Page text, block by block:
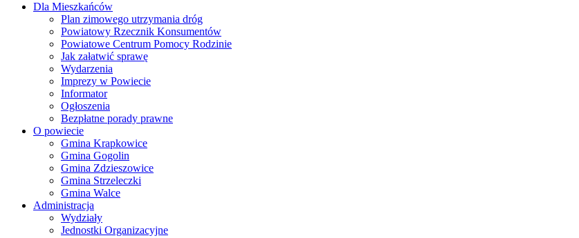
Dla Mieszkańców
Plan zimowego utrzymania dróg
Powiatowy Rzecznik Konsumentów
Powiatowe Centrum Pomocy Rodzinie
Jak załatwić sprawę
Wydarzenia
Imprezy w Powiecie
Informator
Ogłoszenia
Bezpłatne porady prawne
O powiecie
Gmina Krapkowice
Gmina Gogolin
Gmina Zdzieszowice
Gmina Strzeleczki
Gmina Walce
Administracja
Wydziały
Jednostki Organizacyjne